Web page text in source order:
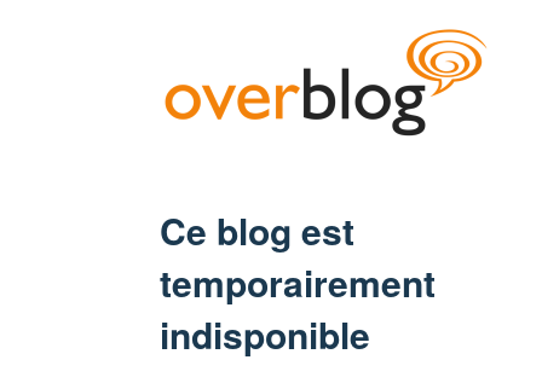
Ce blog est
temporairement
indisponible